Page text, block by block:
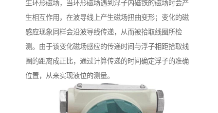
生环形磁场，当环形磁场遇到浮子内磁铁的磁场时会产
生相互作用，在波导线上产生磁场扭曲变形；变化的磁
感应现象同样会沿波导线传递，从而被拾取线圈所检
测。由于该变化磁场感应的传递时间与浮子相距拾取线
圈的距离成正比，通过计算传递的时间确定浮子的准确
位置，从来实现液位的测量。